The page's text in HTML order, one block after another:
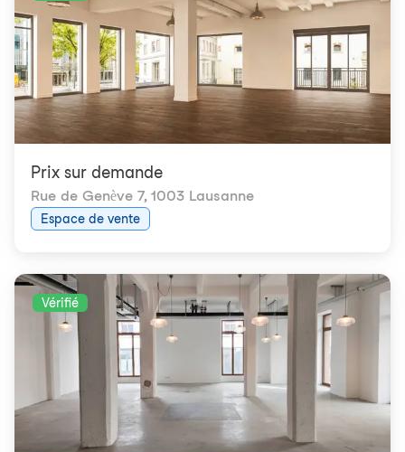
Prix ​​sur demande
Rue de Genève 7, 1003 Lausanne
Espace de vente
Vérifié